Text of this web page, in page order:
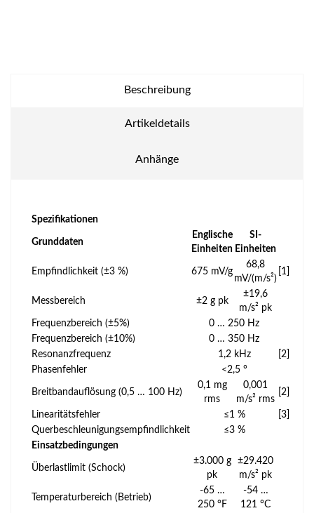
Beschreibung
Artikeldetails
Anhänge
Spezifikationen
Grunddaten
Englische
Einheiten
SI-
Einheiten
Empfindlichkeit (±3 %) 675 mV/g
68,8
mV/(m/s²)
[1]
Messbereich ±2 g pk
±19,6
m/s² pk
Frequenzbereich (±5%)
0 … 250 Hz
Frequenz­bereich (±10%)
0 … 350 Hz
Resonanzfrequenz
1,2 kHz
[2]
Phasenfehler
<2,5 °
Breitbandauflösung (0,5 … 100 Hz)
0,1 mg
rms
0,001
m/s² rms
[2]
Linearitätsfehler ≤1 %
[3]
Querbeschleunigungsempfindlichkeit
≤3 %
Einsatzbedingungen
Überlastlimit (Schock)
±3.000 g
pk
±29.420
m/s² pk
Temperaturbereich (Betrieb)
-65 …
250 °F
-54 …
121 °C